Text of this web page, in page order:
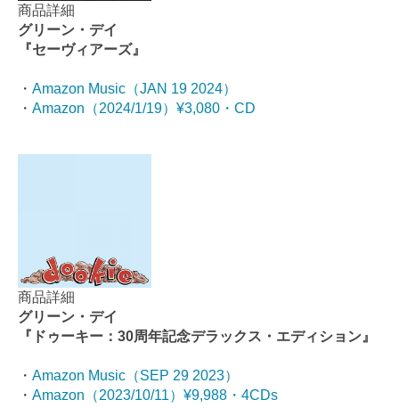
商品詳細
グリーン・デイ
『セーヴィアーズ』
・ Amazon Music（JAN 19 2024）
・ Amazon（2024/1/19）¥3,080・CD
商品詳細
グリーン・デイ
『ドゥーキー：30周年記念デラックス・エディション』
・ Amazon Music（SEP 29 2023）
・ Amazon（2023/10/11）¥9,988・4CDs